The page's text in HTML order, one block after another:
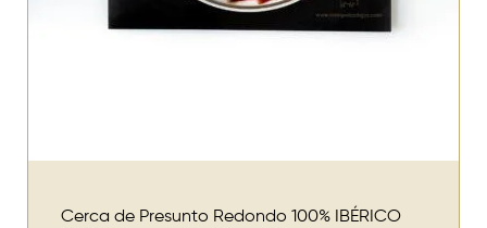
Cerca de Presunto Redondo 100% IBÉRICO